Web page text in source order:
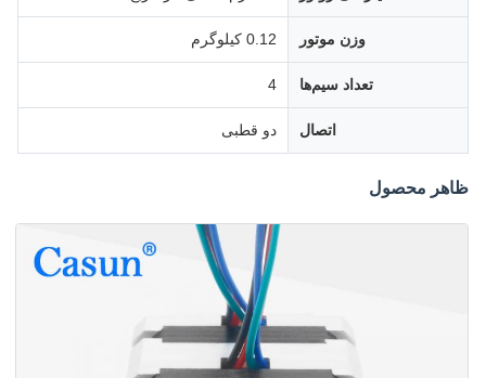
وزن موتور 0.12 کیلوگرم
تعداد سیم‌ها 4
اتصال دو قطبی
ظاهر محصول